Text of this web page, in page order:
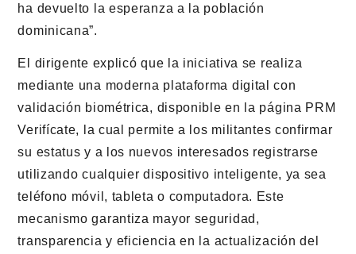
ha devuelto la esperanza a la población
dominicana”.
El dirigente explicó que la iniciativa se realiza
mediante una moderna plataforma digital con
validación biométrica, disponible en la página PRM
Verifícate, la cual permite a los militantes confirmar
su estatus y a los nuevos interesados registrarse
utilizando cualquier dispositivo inteligente, ya sea
teléfono móvil, tableta o computadora. Este
mecanismo garantiza mayor seguridad,
transparencia y eficiencia en la actualización del